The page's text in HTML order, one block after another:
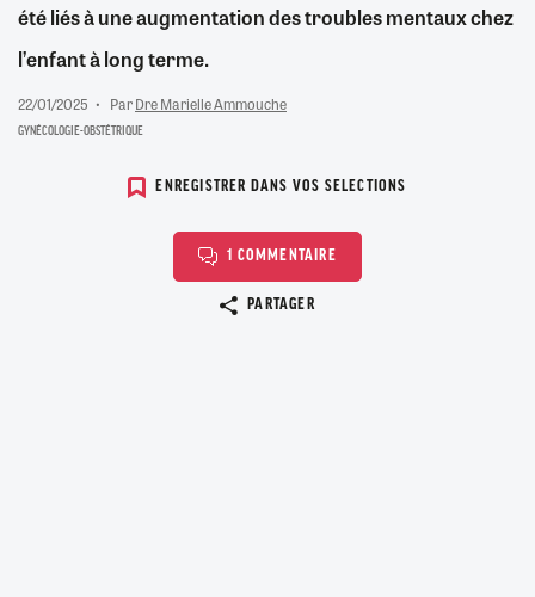
été liés à une augmentation des troubles mentaux chez
l’enfant à long terme.
22/01/2025 ParDre Marielle Ammouche
GYNÉCOLOGIE-OBSTÉTRIQUE
ENREGISTRER DANS VOS SELECTIONS
1 COMMENTAIRE
PARTAGER